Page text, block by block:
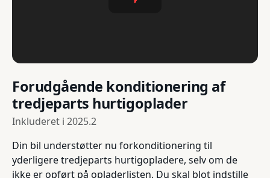
Forudgående konditionering af
tredjeparts hurtigoplader
Inkluderet i 2025.2
Din bil understøtter nu forkonditionering til
yderligere tredjeparts hurtigopladere, selv om de
ikke er opført på opladerlisten. Du skal blot indstille